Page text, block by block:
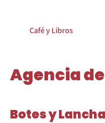
Café y Libros
Agencia
Botes y